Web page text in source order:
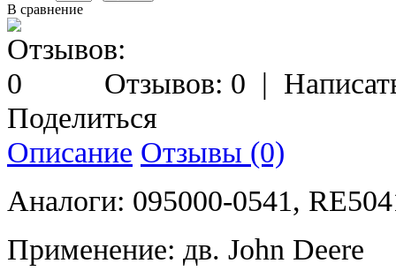
В сравнение
Отзывов: 0 |
Поделиться
Описание Отзывы (0)
Аналоги: 095000-0541,
Применение: дв. John Deere